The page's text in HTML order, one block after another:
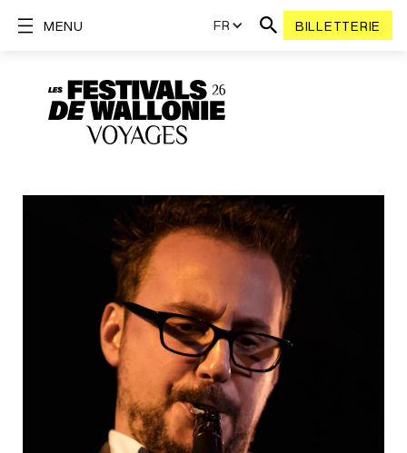
FR BILLETTERIE
MENU